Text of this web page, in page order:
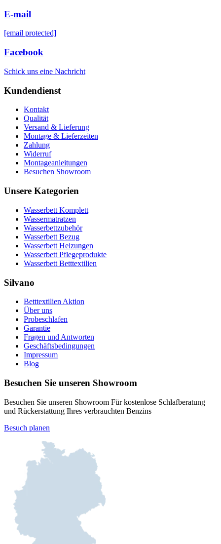
E-mail
[email protected]
Facebook
Schick uns eine Nachricht
Kundendienst
Kontakt
Qualität
Versand & Lieferung
Montage & Lieferzeiten
Zahlung
Widerruf
Montageanleitungen
Besuchen Showroom
Unsere Kategorien
Wasserbett Komplett
Wassermatratzen
Wasserbettzubehör
Wasserbett Bezug
Wasserbett Heizungen
Wasserbett Pflegeprodukte
Wasserbett Betttextilien
Silvano
Betttextilien Aktion
Über uns
Probeschlafen
Garantie
Fragen und Antworten
Geschäftsbedingungen
Impressum
Blog
Besuchen Sie unseren Showroom
Besuchen Sie unseren Showroom Für kostenlose Schlafberatung
und Rückerstattung Ihres verbrauchten Benzins
Besuch planen